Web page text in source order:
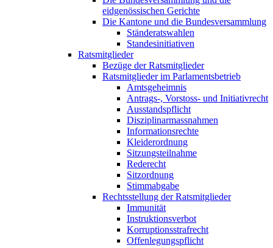
eidgenössischen Gerichte
Die Kantone und die Bundesversammlung
Ständeratswahlen
Standesinitiativen
Ratsmitglieder
Bezüge der Ratsmitglieder
Ratsmitglieder im Parlamentsbetrieb
Amtsgeheimnis
Antrags-, Vorstoss- und Initiativrecht
Ausstandspflicht
Disziplinarmassnahmen
Informationsrechte
Kleiderordnung
Sitzungsteilnahme
Rederecht
Sitzordnung
Stimmabgabe
Rechtsstellung der Ratsmitglieder
Immunität
Instruktionsverbot
Korruptionsstrafrecht
Offenlegungspflicht